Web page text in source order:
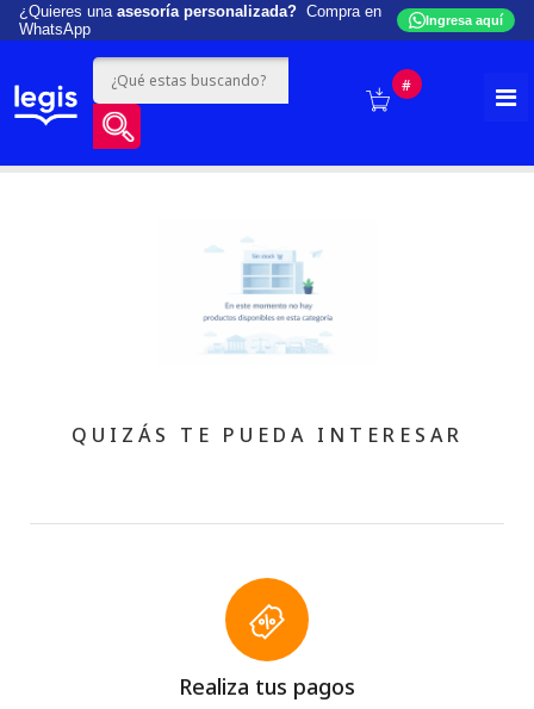
¿Quieres una asesoría personalizada? Compra en
WhatsApp
Ingresa aquí
#
QUIZÁS TE PUEDA INTERESAR
Realiza tus pagos